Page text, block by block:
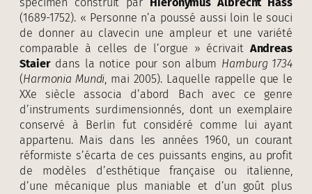
(1689-1752). « Personne n’a poussé aussi loin le souci
de donner au clavecin une ampleur et une variété
comparable à celles de l’orgue » écrivait Andreas
Staierdans la notice pour son album Hamburg 1734
(Harmonia Mundi, mai 2005). Laquelle rappelle que le
XXe siècle associa d’abord Bach avec ce genre
d’instruments surdimensionnés, dont un exemplaire
conservé à Berlin fut considéré comme lui ayant
appartenu. Mais dans les années 1960, un courant
réformiste s’écarta de ces puissants engins, au profit
de modèles d’esthétique française ou italienne,
d’une mécanique plus maniable et d’un goût plus